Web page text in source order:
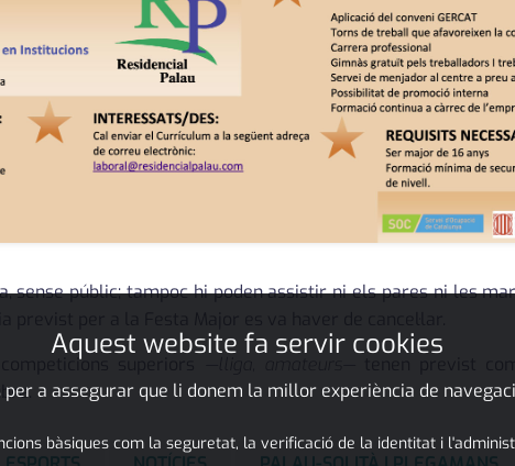
sense públic; tampoc hi poden assistir ni els pares ni les
superiors
Aquest website fa servir cookies
a assegurar que li donem la millor experiència de
bàsiques com la seguretat, la verificació de la identitat i